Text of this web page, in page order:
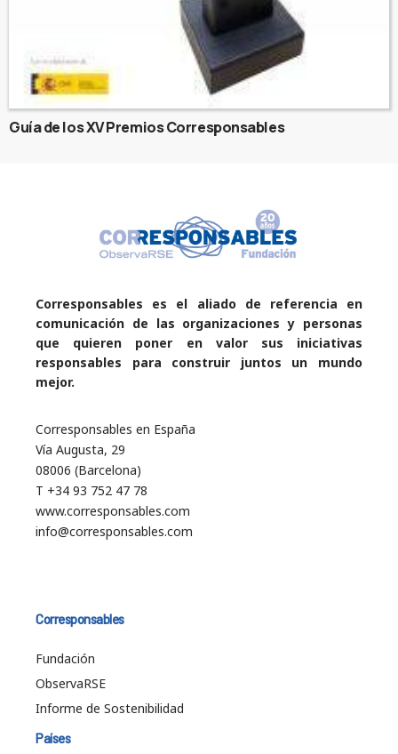
Guía de los XV Premios Corresponsables
Corresponsables es el aliado de referencia en
comunicación de las organizaciones y personas
que quieren poner en valor sus iniciativas
responsables para construir juntos un mundo
mejor.
Corresponsables en España
Vía Augusta, 29
08006 (Barcelona)
T +34 93 752 47 78
www.corresponsables.com
info@corresponsables.com
Corresponsables
Fundación
ObservaRSE
Informe de Sostenibilidad
Países